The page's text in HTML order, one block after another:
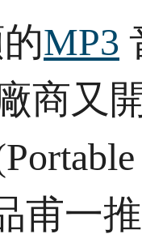
MP3
商又
甫一